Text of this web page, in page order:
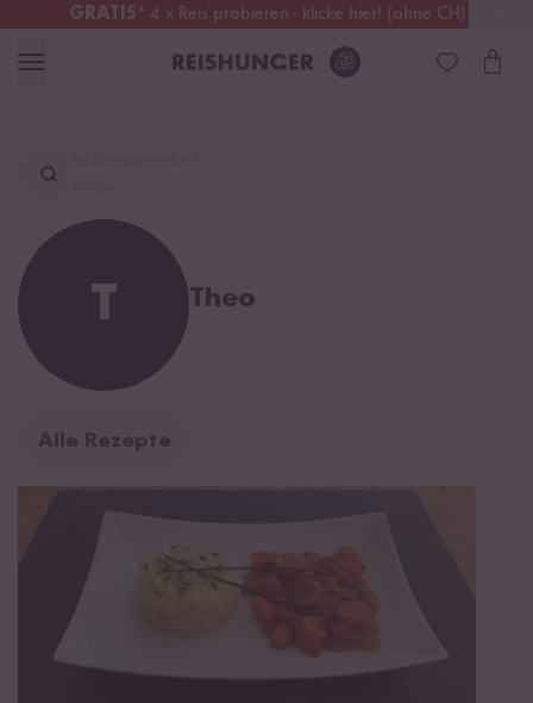
GRATIS* 4 x Reis probieren - klicke hier! (ohne CH)
Schweiz Alle Zölle & Steuern inklusive
T Theo
Alle Rezepte